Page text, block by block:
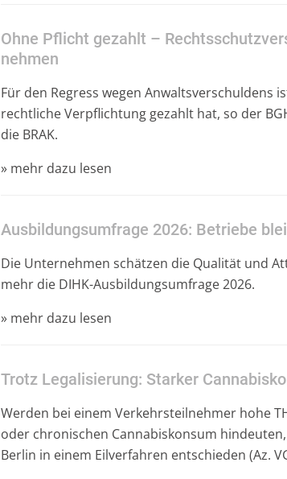
Ohne Pflicht gezahlt –
nehmen
Für den Regress wegen Anwaltsverschuldens
rechtliche Verpflichtung gezahlt hat, so der
die BRAK.
» mehr dazu lesen
Ausbildungsumfrage 2026: Betriebe
Die Unternehmen schätzen die Qualität und
mehr die DIHK-Ausbildungsumfrage 2026.
» mehr dazu lesen
Trotz Legalisierung: Starker
Werden bei einem Verkehrsteilnehmer hohe
oder chronischen Cannabiskonsum
Berlin in einem Eilverfahren entschieden (Az.